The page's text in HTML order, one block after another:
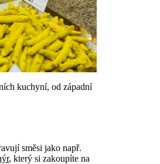
kuchyní, od západní
směsi jako např.
, který si zakoupíte na